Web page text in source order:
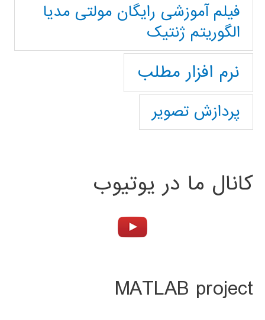
فیلم آموزشی رایگان مولتی مدیا
الگوریتم ژنتیک
نرم افزار مطلب
پردازش تصویر
کانال ما در یوتیوب
MATLAB project